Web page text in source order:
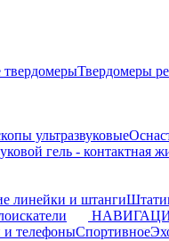
Твердомеры
ультразвуковые
гель - контактная
линейки и штанги
и телефоныСпортивное